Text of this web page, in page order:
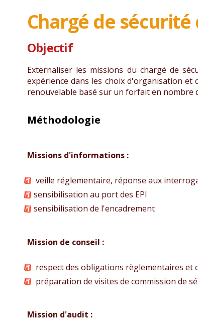
Chargé de
Objectif
Externaliser les missions du chargé de
expérience dans les choix d'organisation
renouvelable basé sur un forfait en nombre
Méthodologie
Missions d'informations :
veille réglementaire, réponse aux
sensibilisation au port des EPI
sensibilisation de l'encadrement
Mission de conseil :
respect des obligations règlementaires et
préparation de visites de commission de
Mission d'audit :